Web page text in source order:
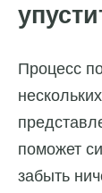
Процесс
поможет
забыть